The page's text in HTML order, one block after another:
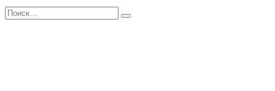
Перейти
к
Search
for: